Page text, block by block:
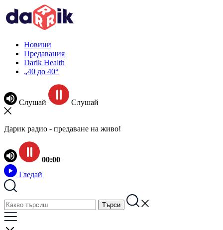
Новини
Предавания
Darik Health
„40 до 40“
Слушай Слушай
Дарик радио - предаване на живо!
00:00
Гледай